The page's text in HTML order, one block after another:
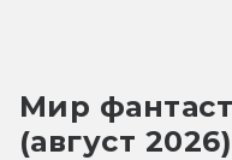
Мир
(август 2026)